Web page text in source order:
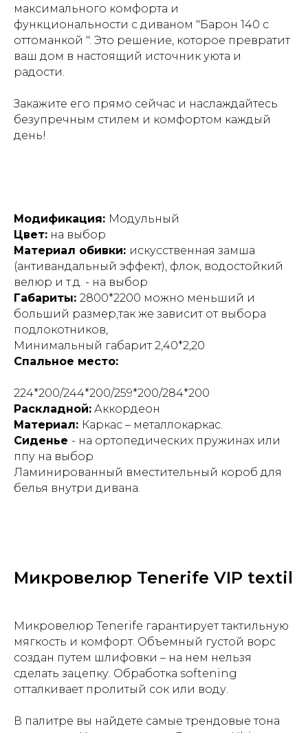
максимального комфорта и
функциональности с диваном "Барон 140 с
оттоманкой ". Это решение, которое превратит
ваш дом в настоящий источник уюта и
радости.
Закажите его прямо сейчас и наслаждайтесь
безупречным стилем и комфортом каждый
день!
Модификация: Модульный
Цвет: на выбор
Материал обивки: искусственная замша
(антивандальный эффект), флок, водостойкий
велюр и т.д. - на выбор
Габариты: 2800*2200 можно меньший и
больший размер,так же зависит от выбора
подлокотников,
Минимальный габарит 2,40*2,20
Спальное место:
224*200/244*200/259*200/284*200
Раскладной: Аккордеон
Материал: Каркас – металлокаркас.
Сиденье - на ортопедических пружинах или
ппу на выбор
Ламинированный вместительный короб для
белья внутри дивана.
Микровелюр Tenerife VIP textil
Микровелюр Tenerife гарантирует тактильную
мягкость и комфорт. Объемный густой ворс
создан путем шлифовки – на нем нельзя
сделать зацепку. Обработка softening
отталкивает пролитый сок или воду.
В палитре вы найдете самые трендовые тона